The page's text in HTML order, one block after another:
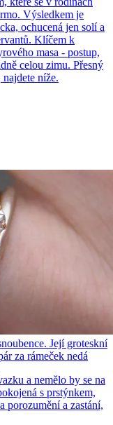
Výsledkem je
ochucená jen solí a
Klíčem k
masa - postup,
celou zimu. Přesný
níže.
Její groteskní
za rámeček nedá
a nemělo by se na
s prstýnkem,
porozumění a zastání,